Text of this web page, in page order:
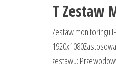
T Zestaw
Zestaw monitoringu
zestawu: